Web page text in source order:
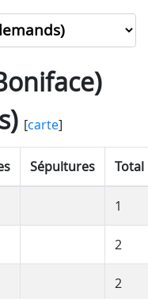
[carte]
Sépultures Total
1
2
2